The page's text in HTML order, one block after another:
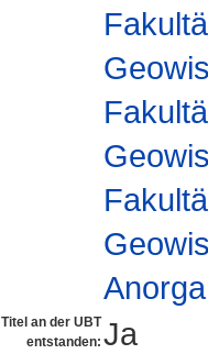
Titel an der UBT
entstanden: Ja